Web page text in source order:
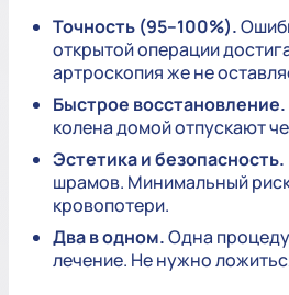
Точность (95–100%).
открытой операции
артроскопия же не
Быстрое восстановление.
колена домой отпускают
Эстетика и безопасность.
шрамов. Минимальный
кровопотери.
Два в одном.Одна
лечение. Не нужно